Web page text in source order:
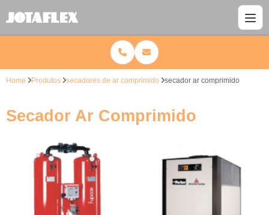
Home Produtos secadores de ar comprimido secador ar comprimido
Secador Ar Comprimido